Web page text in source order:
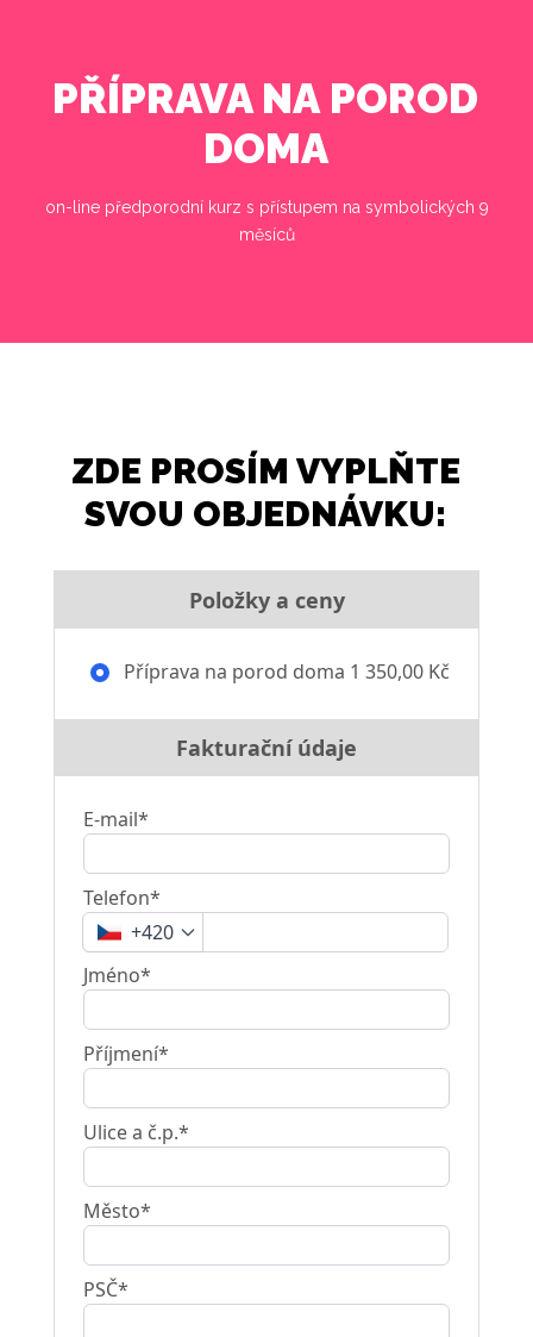
PŘÍPRAVA NA POROD
DOMA
on-line předporodní kurz s přístupem na symbolických 9
měsíců
ZDE PROSÍM VYPLŇTE
SVOU OBJEDNÁVKU:
Položky a ceny
Příprava na porod doma 1 350,00 Kč
Fakturační údaje
E-mail*
Telefon*
+420
Jméno*
Příjmení*
Ulice a č.p.*
Město*
PSČ*